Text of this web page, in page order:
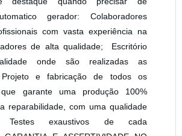
gerador: Colaboradores
com vasta experiência na
de alta qualidade; Escritório
onde são realizadas as
e fabricação de todos os
garante uma produção 100%
reparabilidade, com uma qualidade
Testes exaustivos de cada